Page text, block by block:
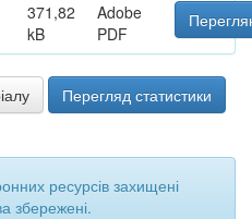
371,82
kB
Adobe
PDF
Перегляд статистики
ресурсів захищені
збережені.